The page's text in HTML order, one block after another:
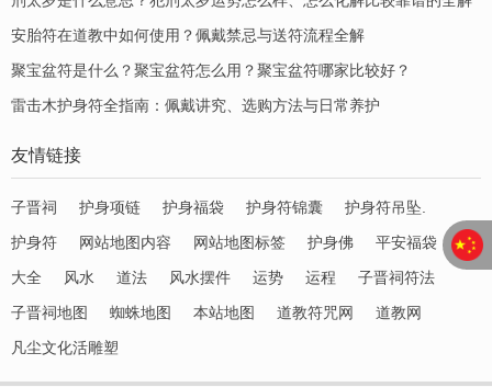
安胎符在道教中如何使用？佩戴禁忌与送符流程全解
聚宝盆符是什么？聚宝盆符怎么用？聚宝盆符哪家比较好？
​雷击木护身符全指南：佩戴讲究、选购方法与日常养护
友情链接
子晋祠 护身项链 护身福袋 护身符锦囊
护身符吊坠.
护身符
网站地图内容 网站地图标签 护身佛
平安福袋
大全
风水 道法 风水摆件 运势 运程
子晋祠符法
子晋祠地图
蜘蛛地图 本站地图 道教符咒网
道教网
凡尘文化活雕塑